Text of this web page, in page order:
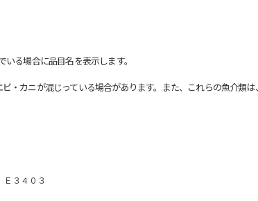
る場合に品目名を表示します。
カニが混じっている場合があります。また、これらの魚介類は
３４０３